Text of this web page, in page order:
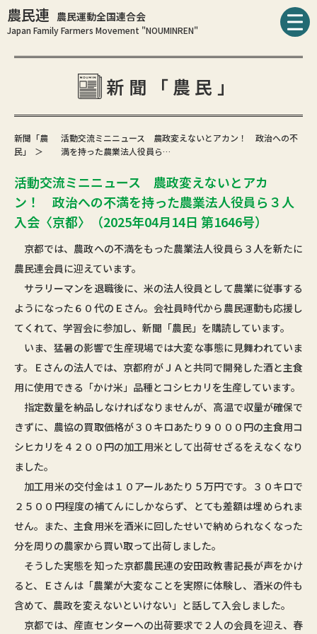
農民連 農民運動全国連合会
Japan Family Farmers Movement "NOUMINREN"
新聞「農民」
新聞「農
民」
活動交流ミニニュース 農政変えないとアカン！ 政治への不
満を持った農業法人役員ら…
活動交流ミニニュース 農政変えないとアカ
ン！ 政治への不満を持った農業法人役員ら３人
入会〈京都〉（2025年04月14日 第1646号）
京都では、農政への不満をもった農業法人役員ら３人を新たに
農民連会員に迎えています。
サラリーマンを退職後に、米の法人役員として農業に従事する
ようになった６０代のＥさん。会社員時代から農民運動も応援し
てくれて、学習会に参加し、新聞「農民」を購読しています。
いま、猛暑の影響で生産現場では大変な事態に見舞われていま
す。Ｅさんの法人では、京都府がＪＡと共同で開発した酒と主食
用に使用できる「かけ米」品種とコシヒカリを生産しています。
指定数量を納品しなければなりませんが、高温で収量が確保で
きずに、農協の買取価格が３０キロあたり９０００円の主食用コ
シヒカリを４２００円の加工用米として出荷せざるをえなくなり
ました。
加工用米の交付金は１０アールあたり５万円です。３０キロで
２５００円程度の補てんにしかならず、とても差額は埋められま
せん。また、主食用米を酒米に回したせいで納められなくなった
分を周りの農家から買い取って出荷しました。
そうした実態を知った京都農民連の安田政教書記長が声をかけ
ると、Ｅさんは「農業が大変なことを実際に体験し、酒米の件も
含めて、農政を変えないといけない」と話して入会しました。
京都では、産直センターへの出荷要求で２人の会員を迎え、春